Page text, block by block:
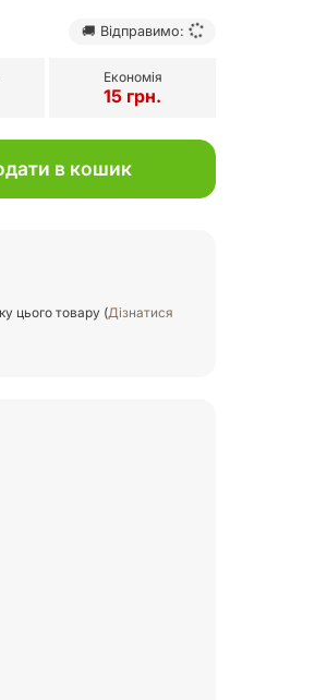
🚚 Відправимо:
Економія
15 грн.
в кошик
цього товару (Дізнатися